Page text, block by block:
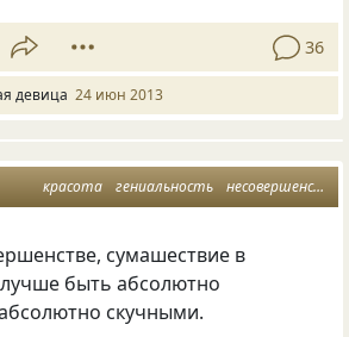
36
девица 24 июн 2013
красота гениальность несовершенство
, сумашествие в
быть абсолютно
скучными.